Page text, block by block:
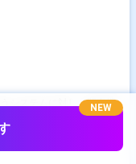
システムに対し、既存機
整備
NEW